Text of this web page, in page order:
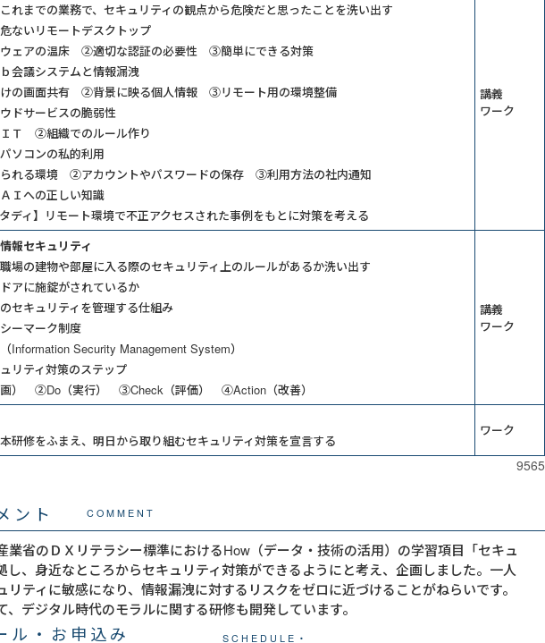
これまでの業務で、セキュリティの観点から危険だと思ったことを洗い出す​
危ないリモートデスクトップ
ェアの温床 ②適切な認証の必要性 ③簡単にできる対策
ｂ会議システムと情報漏洩
の画面共有 ②背景に映る個人情報 ③リモート用の環境整備
ウドサービスの脆弱性
Ｔ ②組織でのルール作り
パソコンの私的利用
れる環境 ②アカウントやパスワードの保存 ③利用方法の社内通知
ＡＩへの正しい知識
タディ】リモート環境で不正アクセスされた事例をもとに対策を考える
講義
ワーク
報セキュリティ
職場の建物や部屋に入る際のセキュリティ上のルールがあるか洗い出す​
ドアに施錠がされているか
のセキュリティを管理する仕組み
ーマーク制度
Information Security Management System）
ュリティ対策のステップ
） ②Do（実行） ③Check（評価） ④Action（改善）
講義
ワーク
本研修をふまえ、明日から取り組むセキュリティ対策を宣言する
ワーク
9565
ント COMMENT
業省のＤＸリテラシー標準におけるHow（データ・技術の活用）の学習項目「セキュ
し、身近なところからセキュリティ対策ができるようにと考え、企画しました。一人
リティに敏感になり、情報漏洩に対するリスクをゼロに近づけることがねらいです。
、デジタル時代のモラルに関する研修も開発しています。
ル・お申込み
SCHEDULE・